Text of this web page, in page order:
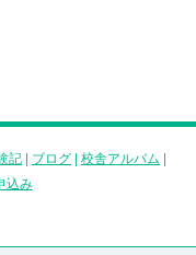
記 ブログ 校舎アルバム
込み